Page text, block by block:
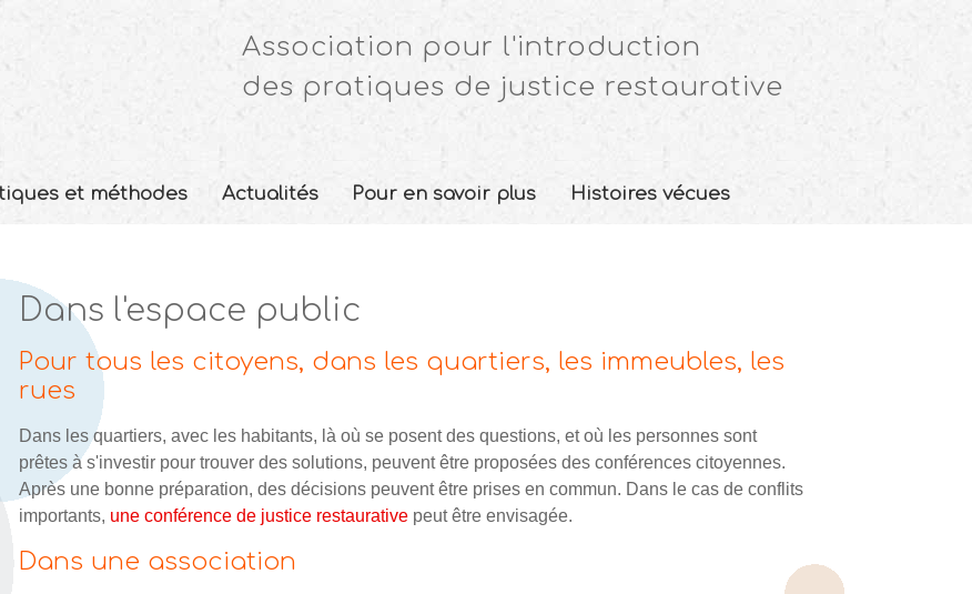
Association pour l'introduction
des pratiques de justice restaurative
et méthodes Actualités Pour en savoir plus Histoires vécues
Dans l'espace public
Pour tous les citoyens, dans les quartiers, les immeubles, les
rues
Dans les quartiers, avec les habitants, là où se posent des questions, et où les personnes sont
prêtes à s'investir pour trouver des solutions, peuvent être proposées des conférences citoyennes.
Après une bonne préparation, des décisions peuvent être prises en commun. Dans le cas de conflits
importants, une conférence de justice restaurative peut être envisagée.
Dans une association